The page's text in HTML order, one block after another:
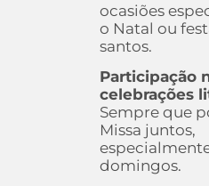
ocasiões
o Natal ou
santos.
Participação
celebrações
Sempre que
Missa juntos,
domingos.